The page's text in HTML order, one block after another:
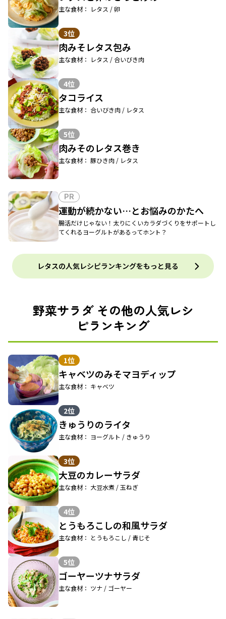
主な食材： レタス / 卵
3位
肉みそレタス包み
主な食材： レタス / 合いびき肉
4位
タコライス
主な食材： 合いびき肉 / レタス
5位
肉みそのレタス巻き
主な食材： 豚ひき肉 / レタス
PR
運動が続かない…とお悩みのかたへ
腸活だけじゃない！太りにくいカラダづくりをサポートし
てくれるヨーグルトがあるってホント？
レタスの人気レシピランキングをもっと見る
野菜サラダ その他の人気レシ
ピランキング
1位
キャベツのみそマヨディップ
主な食材： キャベツ
2位
きゅうりのライタ
主な食材： ヨーグルト / きゅうり
3位
大豆のカレーサラダ
主な食材： 大豆水煮 / 玉ねぎ
4位
とうもろこしの和風サラダ
主な食材： とうもろこし / 青じそ
5位
ゴーヤーツナサラダ
主な食材： ツナ / ゴーヤー